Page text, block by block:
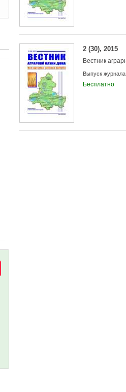
2 (30), 2015
Вестник
Выпуск журнала
Бесплатно